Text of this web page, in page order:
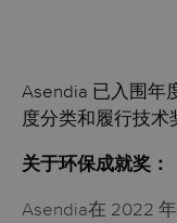
Asendia 已入围年
度分类和履行技术
关于环保成就奖：
Asendia在 2022